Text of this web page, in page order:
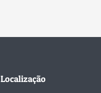
Localização